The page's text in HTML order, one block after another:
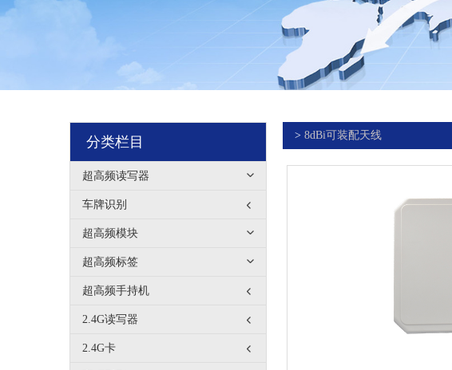
分类栏目
超高频读写器
车牌识别
超高频模块
超高频标签
超高频手持机
2.4G读写器
2.4G卡
>8dBi可装配天线